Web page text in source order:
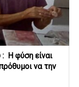
Η φύση είναι
να την